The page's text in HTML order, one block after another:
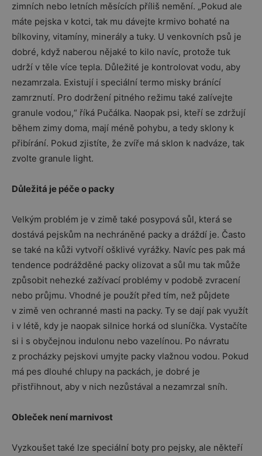
zimních nebo letních měsících příliš nemění. „Pokud ale
máte pejska v kotci, tak mu dávejte krmivo bohaté na
bílkoviny, vitamíny, minerály a tuky. U venkovních psů je
dobré, když naberou nějaké to kilo navíc, protože tuk
udrží v těle více tepla. Důležité je kontrolovat vodu, aby
nezamrzala. Existují i speciální termo misky bránící
zamrznutí. Pro dodržení pitného režimu také zalívejte
granule vodou,“ říká Pučálka. Naopak psi, kteří se zdržují
během zimy doma, mají méně pohybu, a tedy sklony k
přibírání. Pokud zjistíte, že zvíře má sklon k nadváze, tak
zvolte granule light.
Důležitá je péče o packy
Velkým problém je v zimě také posypová sůl, která se
dostává pejskům na nechráněné packy a dráždí je. Často
se také na kůži vytvoří ošklivé vyrážky. Navíc pes pak má
tendence podrážděné packy olizovat a sůl mu tak může
způsobit nehezké zažívací problémy v podobě zvracení
nebo průjmu. Vhodné je použít před tím, než půjdete
v zimě ven ochranné masti na packy. Ty se dají pak využít
i v létě, kdy je naopak silnice horká od sluníčka. Vystačíte
si i s obyčejnou indulonu nebo vazelínou. Po návratu
z procházky pejskovi umyjte packy vlažnou vodou. Pokud
má pes dlouhé chlupy na packách, je dobré je
přistřihnout, aby v nich nezůstával a nezamrzal sníh.
Obleček není marnivost
Vyzkoušet také lze speciální boty pro pejsky, ale někteří